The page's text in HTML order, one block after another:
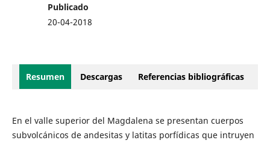
Publicado
20-04-2018
Resumen Descargas Referencias bibliográficas
En el valle superior del Magdalena se presentan cuerpos
subvolcánicos de andesitas y latitas porfídicas que intruyen